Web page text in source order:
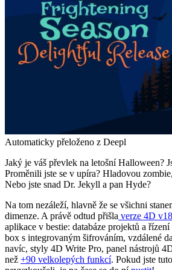
Automaticky přeloženo z Deepl
Jaký je váš převlek na letošní Halloween?
Proměnili jste se v upíra? Hladovou
Nebo jste snad Dr. Jekyll a pan Hyde?
Na tom nezáleží, hlavně že se všichni
dimenze. A právě odtud přišla verze 4D v18
aplikace v bestie: databáze projektů a
box s integrovaným šifrováním, vzdálené
navíc, styly 4D Write Pro, panel nástrojů
než +90 velkolepých funkcí. Pokud jste